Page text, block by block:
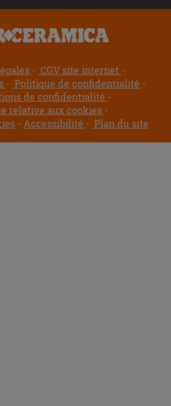
CGV site internet
Politique de confidentialité
de confidentialité
relative aux cookies
Accessibilité Plan du site